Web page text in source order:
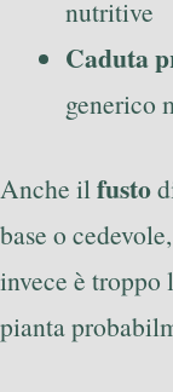
nutritive
Caduta
generico
Anche ilfusto
base o
invece è troppo
pianta